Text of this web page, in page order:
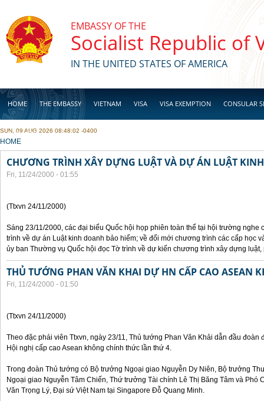
EMBASSY OF THE
Socialist Republic of
IN THE UNITED STATES OF AMERICA
HOME THE EMBASSY VIETNAM VISA VISA EXEMPTION CONSULAR
BUSINESS
SUN, 09 AUG 2026 08:48:02 -0400
YOU ARE HERE
HOME
CHƯƠNG TRÌNH XÂY DỰNG LUẬT VÀ DỰ ÁN LUẬT
Fri, 11/24/2000 - 01:55
(Ttxvn 24/11/2000)
Sáng 23/11/2000, các đại biểu Quốc hội họp phiên toàn thể tại hội trường nghe
trình về dự án Luật kinh doanh bảo hiểm; về đổi mới chương trình các cấp học
ủy ban Thường vụ Quốc hội đọc Tờ trình về dự kiến chương trình xây dựng
THỦ TƯỚNG PHAN VĂN KHAI DỰ HN CẤP CAO ASEAN
Fri, 11/24/2000 - 01:50
(Ttxvn 24/11/2000)
Theo đặc phái viên Ttxvn, ngày 23/11, Thủ tướng Phan Văn Khải dẫn đầu
Hội nghị cấp cao Asean không chính thức lần thứ 4.
Trong đoàn Thủ tướng có Bộ trưởng Ngoại giao Nguyễn Dy Niên, Bộ trưởng
Ngoại giao Nguyễn Tâm Chiến, Thứ trưởng Tài chính Lê Thị Băng Tâm và Phó
Văn Trọng Lý, Đại sứ Việt Nam tại Singapore Đỗ Quang Minh.